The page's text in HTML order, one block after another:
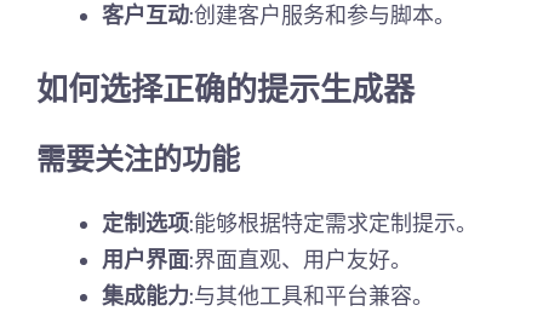
客户互动:创建客户服务和参与脚本。
如何选择正确的提示生成器
需要关注的功能
定制选项:能够根据特定需求定制提示。
用户界面:界面直观、用户友好。
集成能力:与其他工具和平台兼容。